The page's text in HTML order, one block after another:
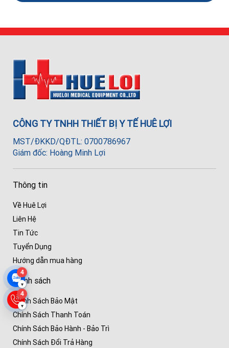
4
▾
4
▾
CÔNG TY TNHH THIẾT BỊ Y TẾ HUÊ LỢI
MST/ĐKKD/QĐTL: 0700786967
Giám đốc: Hoàng Minh Lợi
Thông tin
Về Huê Lợi
Liên Hệ
Tin Tức
Tuyển Dụng
Hướng dẫn mua hàng
Chính sách
Chính Sách Bảo Mật
Chính Sách Thanh Toán
Chính Sách Bảo Hành - Bảo Trì
Chính Sách Đổi Trả Hàng